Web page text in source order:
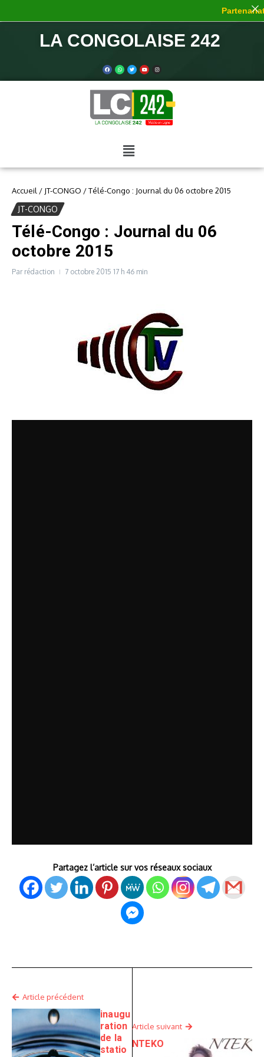
LA CONGOLAISE 242
Accueil / JT-CONGO /Télé-Congo : Journal du 06 octobre 2015
JT-CONGO
Télé-Congo : Journal du 06
octobre 2015
Par rédaction 7 octobre 2015 17 h 46 min
Partagez l’article sur vos réseaux sociaux
Article précédent
inaugu
ration
de la
statio
Article suivant
NTEKO
Partenariat